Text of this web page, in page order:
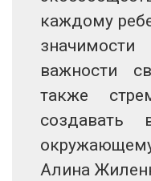
каждому
важности
также
Алина